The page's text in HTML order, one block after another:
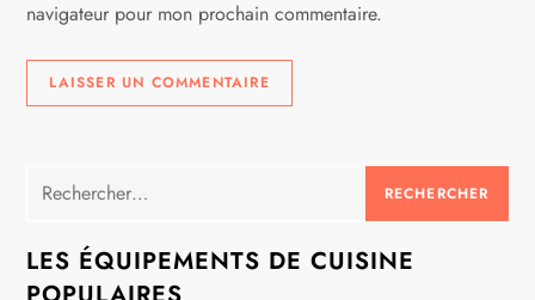
e
navigateur pour mon prochain commentaire.
Rechercher :
LES ÉQUIPEMENTS DE CUISINE